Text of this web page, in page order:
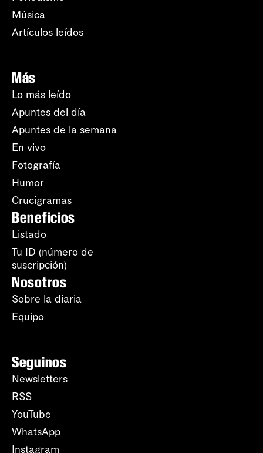
Música
Artículos leídos
Más
Lo más leído
Apuntes del día
Apuntes de la semana
En vivo
Fotografía
Humor
Crucigramas
Beneficios
Listado
Tu ID (número de
suscripción)
Nosotros
Sobre la diaria
Equipo
Seguinos
Newsletters
RSS
YouTube
WhatsApp
Instagram